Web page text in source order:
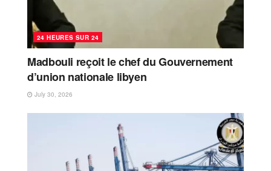
24 HEURES SUR 24
Madbouli reçoit le chef du Gouvernement
d’union nationale libyen
July 30, 2026